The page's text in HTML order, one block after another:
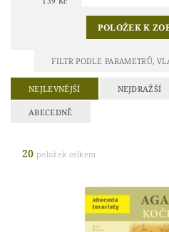
POLOŽEK K
FILTR PODLE PARAMETRŮ,
NEJLEVNĚJŠÍ NEJDRAŽŠÍ
ABECEDNĚ
20 položek celkem